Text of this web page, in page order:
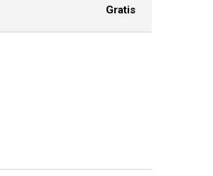
Gratis